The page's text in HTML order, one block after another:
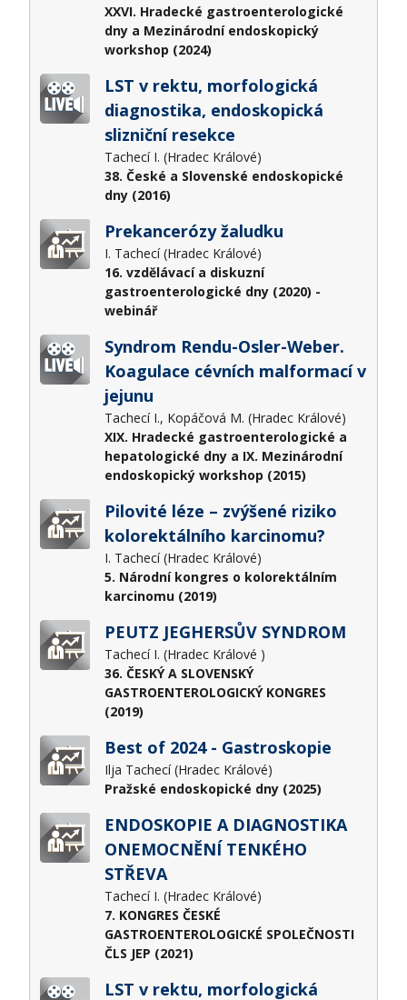
XXVI. Hradecké gastroenterologické
dny a Mezinárodní endoskopický
workshop (2024)
LST v rektu, morfologická
diagnostika, endoskopická
slizniční resekce
Tachecí I. (Hradec Králové)
38. České a Slovenské endoskopické
dny (2016)
Prekancerózy žaludku
I. Tachecí (Hradec Králové)
16. vzdělávací a diskuzní
gastroenterologické dny (2020) -
webinář
Syndrom Rendu-Osler-Weber.
Koagulace cévních malformací v
jejunu
Tachecí I., Kopáčová M. (Hradec Králové)
XIX. Hradecké gastroenterologické a
hepatologické dny a IX. Mezinárodní
endoskopický workshop (2015)
Pilovité léze – zvýšené riziko
kolorektálního karcinomu?
I. Tachecí (Hradec Králové)
5. Národní kongres o kolorektálním
karcinomu (2019)
PEUTZ JEGHERSŮV SYNDROM
Tachecí I. (Hradec Králové )
36. ČESKÝ A SLOVENSKÝ
GASTROENTEROLOGICKÝ KONGRES
(2019)
Best of 2024 - Gastroskopie
Ilja Tachecí (Hradec Králové)
Pražské endoskopické dny (2025)
ENDOSKOPIE A DIAGNOSTIKA
ONEMOCNĚNÍ TENKÉHO
STŘEVA
Tachecí I. (Hradec Králové)
7. KONGRES ČESKÉ
GASTROENTEROLOGICKÉ SPOLEČNOSTI
ČLS JEP (2021)
LST v rektu, morfologická